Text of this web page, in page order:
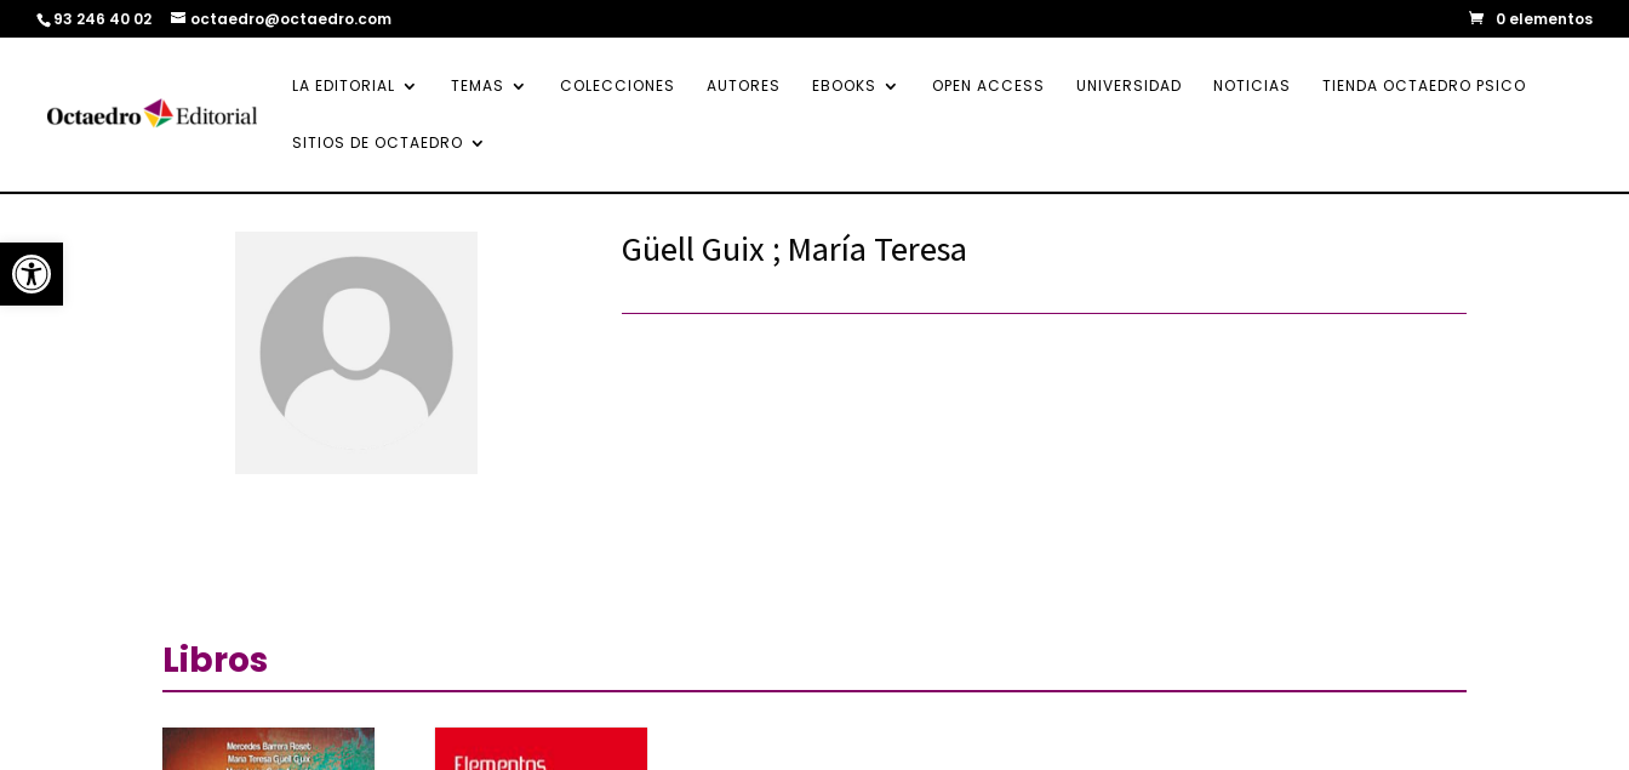
Abrir barra de herramientas
93 246 40 02 octaedro@octaedro.com 0 elementos
LA EDITORIAL TEMAS COLECCIONES AUTORES EBOOKS OPEN ACCESS UNIVERSIDAD NOTICIAS TIENDA OCTAEDRO PSICO
SITIOS DE OCTAEDRO
Güell Guix ; María Teresa
Libros